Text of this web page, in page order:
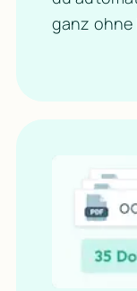
ganz ohne